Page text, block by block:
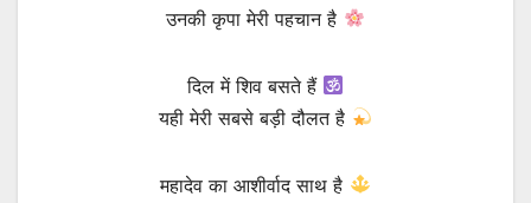
उनकी कृपा मेरी पहचान है
दिल में शिव बसते हैं
यही मेरी सबसे बड़ी दौलत है
महादेव का आशीर्वाद साथ है